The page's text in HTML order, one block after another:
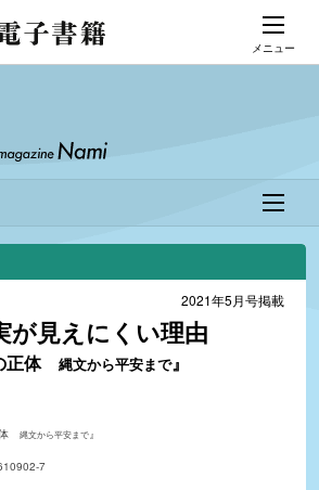
メニュー
2021年5月号掲載
が見えにくい理由
正体 縄文から平安まで』
縄文から平安まで』
7